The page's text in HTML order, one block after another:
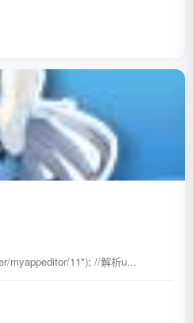
myappeditor/11"); //解析u...